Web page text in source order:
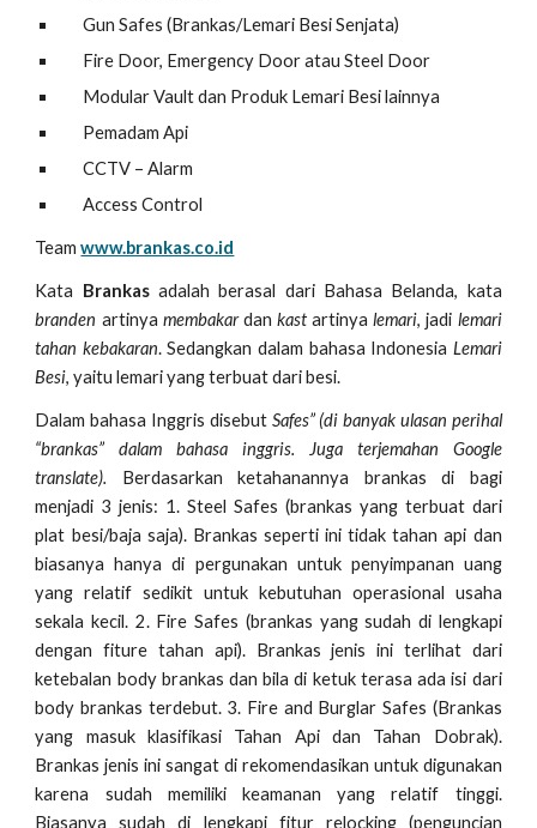
Gun Safes (Brankas/Lemari Besi Senjata)
Fire Door, Emergency Door atau Steel Door
Modular Vault dan Produk Lemari Besi lainnya
Pemadam Api
CCTV – Alarm
Access Control
Teamwww.brankas.co.id
Kata Brankasadalah berasal dari Bahasa Belanda, kata
branden artinya membakardankast artinyalemari, jadi lemari
tahan kebakaran. Sedangkan dalam bahasa Indonesia Lemari
Besi, yaitu lemari yang terbuat dari besi.
Dalam bahasa Inggris disebut Safes” (di banyak ulasan perihal
“brankas” dalam bahasa inggris. Juga terjemahan Google
translate). Berdasarkan ketahanannya brankas di bagi
menjadi 3 jenis: 1. Steel Safes (brankas yang terbuat dari
plat besi/baja saja). Brankas seperti ini tidak tahan api dan
biasanya hanya di pergunakan untuk penyimpanan uang
yang relatif sedikit untuk kebutuhan operasional usaha
sekala kecil. 2. Fire Safes (brankas yang sudah di lengkapi
dengan fiture tahan api). Brankas jenis ini terlihat dari
ketebalan body brankas dan bila di ketuk terasa ada isi dari
body brankas terdebut. 3. Fire and Burglar Safes (Brankas
yang masuk klasifikasi Tahan Api dan Tahan Dobrak).
Brankas jenis ini sangat di rekomendasikan untuk digunakan
karena sudah memiliki keamanan yang relatif tinggi.
Biasanya sudah di lengkapi fitur relocking (penguncian